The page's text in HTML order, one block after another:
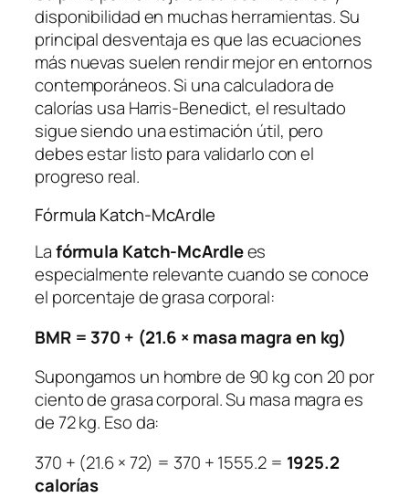
disponibilidad en muchas herramientas. Su
principal desventaja es que las ecuaciones
más nuevas suelen rendir mejor en entornos
contemporáneos. Si una calculadora de
calorías usa Harris-Benedict, el resultado
sigue siendo una estimación útil, pero
debes estar listo para validarlo con el
progreso real.
Fórmula Katch-McArdle
Lafórmula Katch-McArdlees
especialmente relevante cuando se conoce
el porcentaje de grasa corporal:
BMR = 370 + (21.6 × masa magra en kg)
Supongamos un hombre de 90 kg con 20 por
ciento de grasa corporal. Su masa magra es
de 72 kg. Eso da:
370 + (21.6 × 72) = 370 + 1555.2 = 1925.2
calorías